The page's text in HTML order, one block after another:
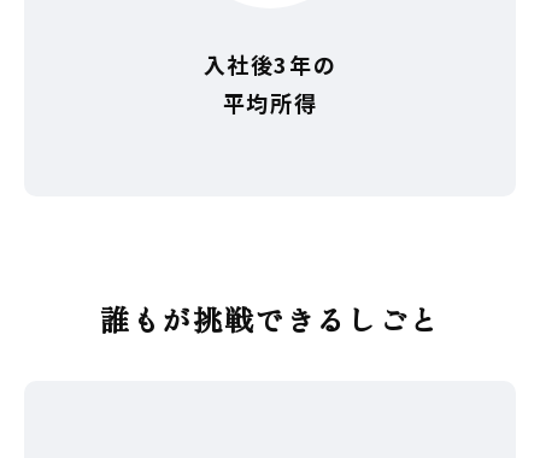
入社後3年の
平均所得
誰もが挑戦できるしごと